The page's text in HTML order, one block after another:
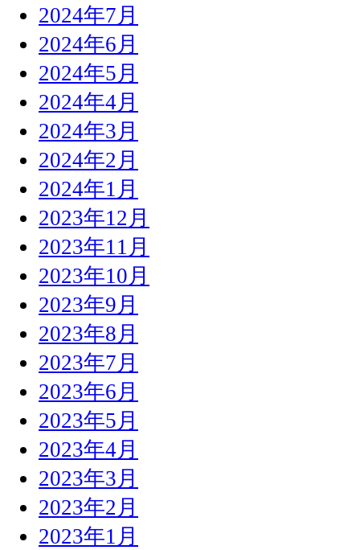
2024年7月
2024年6月
2024年5月
2024年4月
2024年3月
2024年2月
2024年1月
2023年12月
2023年11月
2023年10月
2023年9月
2023年8月
2023年7月
2023年6月
2023年5月
2023年4月
2023年3月
2023年2月
2023年1月